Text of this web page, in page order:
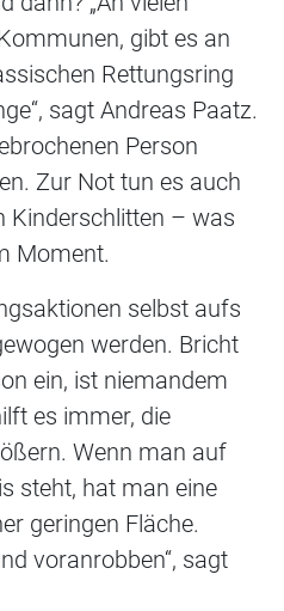
gibt es an
Rettungsring
sagt Andreas Paatz.
Person
Zur Not tun es auch
Kinderschlitten – was
Moment.
selbst aufs
werden. Bricht
ein, ist niemandem
es immer, die
Wenn man auf
steht, hat man eine
geringen Fläche.
voranrobben“, sagt